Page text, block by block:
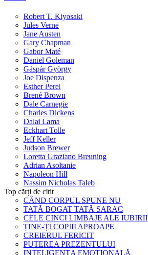
Robert T. Kiyosaki
Jules Verne
Jane Austen
Gary Chapman
Gabor Maté
Daniel Goleman
Gáspár György
Joe Dispenza
Esther Perel
Brené Brown
Dale Carnegie
Charles Dickens
Dalai Lama
Eckhart Tolle
Jeff Keller
Judson Brewer
Loretta Graziano Breuning
Adrian Asoltanie
Napoleon Hill
Nassim Nicholas Taleb
Top cărți de citit
CÂND CORPUL SPUNE NU
TATĂ BOGAT TATĂ SARAC
CELE CINCI LIMBAJE ALE IUBIRII
ȚINE-ȚI COPIII APROAPE
CREIERUL FERICIT
PUTEREA PREZENTULUI
INTELIGENȚA EMOȚIONALĂ